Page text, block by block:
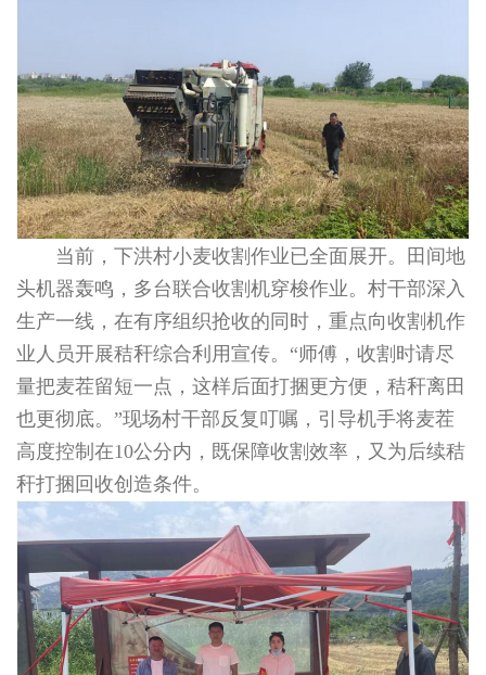
当前，下洪村小麦收割作业已全面展开。田间地
头机器轰鸣，多台联合收割机穿梭作业。村干部深入
生产一线，在有序组织抢收的同时，重点向收割机作
业人员开展秸秆综合利用宣传。“师傅，收割时请尽
量把麦茬留短一点，这样后面打捆更方便，秸秆离田
也更彻底。”现场村干部反复叮嘱，引导机手将麦茬
高度控制在10公分内，既保障收割效率，又为后续秸
秆打捆回收创造条件。